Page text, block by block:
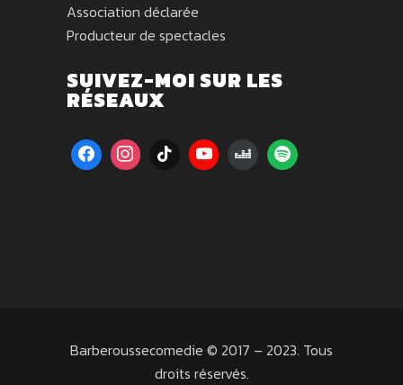
Association déclarée
Producteur de spectacles
SUIVEZ-MOI SUR LES
RÉSEAUX
Barberoussecomedie © 2017 – 2023. Tous
droits réservés.